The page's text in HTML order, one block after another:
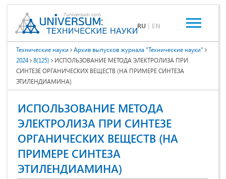
RU | EN
Технические науки
Архив выпусков журнала "Технические науки"
2024
8(125)
ИСПОЛЬЗОВАНИЕ МЕТОДА ЭЛЕКТРОЛИЗА ПРИ
СИНТЕЗЕ ОРГАНИЧЕСКИХ ВЕЩЕСТВ (НА ПРИМЕРЕ СИНТЕЗА
ЭТИЛЕНДИАМИНА)
ИСПОЛЬЗОВАНИЕ МЕТОДА
ЭЛЕКТРОЛИЗА ПРИ СИНТЕЗЕ
ОРГАНИЧЕСКИХ ВЕЩЕСТВ (НА
ПРИМЕРЕ СИНТЕЗА
ЭТИЛЕНДИАМИНА)